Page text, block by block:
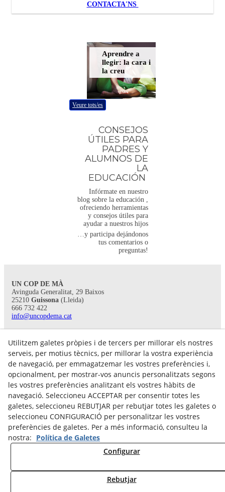
CONTACTA'NS
Aprendre a
llegir: la cara i
la creu
Veure tots/es
CONSEJOS
ÚTILES PARA
PADRES Y
ALUMNOS DE
LA
EDUCACIÓN
Infórmate en nuestro
blog sobre la educación ,
ofreciendo herramientas
y consejos útiles para
ayudar a nuestros hijos
…y participa dejándonos
tus comentarios o
preguntas!
UN COP DE MÀ
Avinguda Generalitat, 29 Baixos
25210 Guissona (Lleida)
666 732 422
info@uncopdema.cat
SEGUEIX-NOS!
Política Cookies
Utilitzem galetes pròpies i de tercers per millorar els nostres
serveis, per motius tècnics, per millorar la vostra experiència
de navegació, per emmagatzemar les vostres preferències i,
opcionalment, per mostrar-vos anuncis personalitzats segons
les vostres preferències analitzant els vostres hàbits de
navegació. Seleccioneu ACCEPTAR per consentir totes les
galetes, seleccioneu REBUTJAR per rebutjar totes les galetes o
seleccioneu CONFIGURACIÓ per personalitzar les vostres
preferències de galetes. Per a més informació, consulteu la
nostra: Política de Galetes
Configurar
Rebutjar